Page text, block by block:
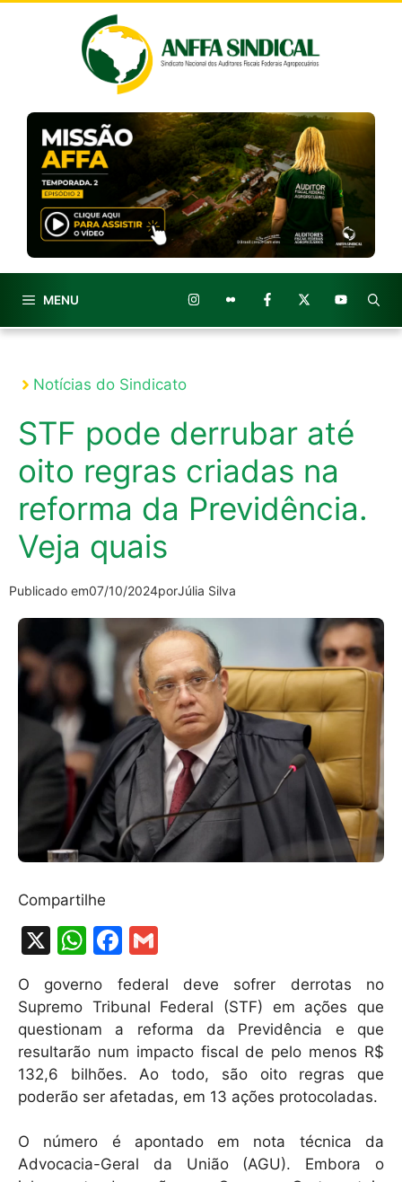
MENU
Notícias do Sindicato
STF pode derrubar até
oito regras criadas na
reforma da Previdência.
Veja quais
Publicado em07/10/2024porJúlia Silva
Compartilhe
X
W
at
s
A
p
p
F
c
e
b
o
o
k
ai
l
O governo federal deve sofrer derrotas no
Supremo Tribunal Federal (STF) em ações que
questionam a reforma da Previdência e que
resultarão num impacto fiscal de pelo menos R$
132,6 bilhões. Ao todo, são oito regras que
poderão ser afetadas, em 13 ações protocoladas.
O número é apontado em nota técnica da
Advocacia-Geral da União (AGU). Embora o